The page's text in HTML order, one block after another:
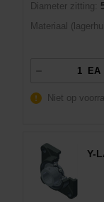
Diameter zitting:
Materiaal
EA
Niet op
Y-